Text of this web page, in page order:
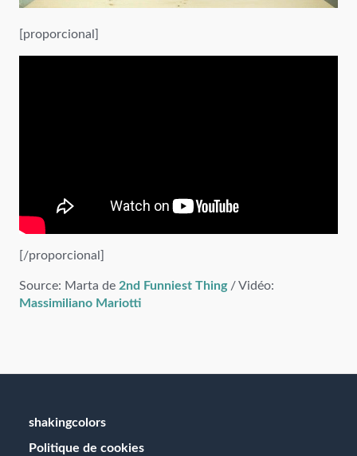
[proporcional]
[/proporcional]
Source: Marta de 2nd Funniest Thing/ Vidéo:
Massimiliano Mariotti
shakingcolors
Politique de cookies